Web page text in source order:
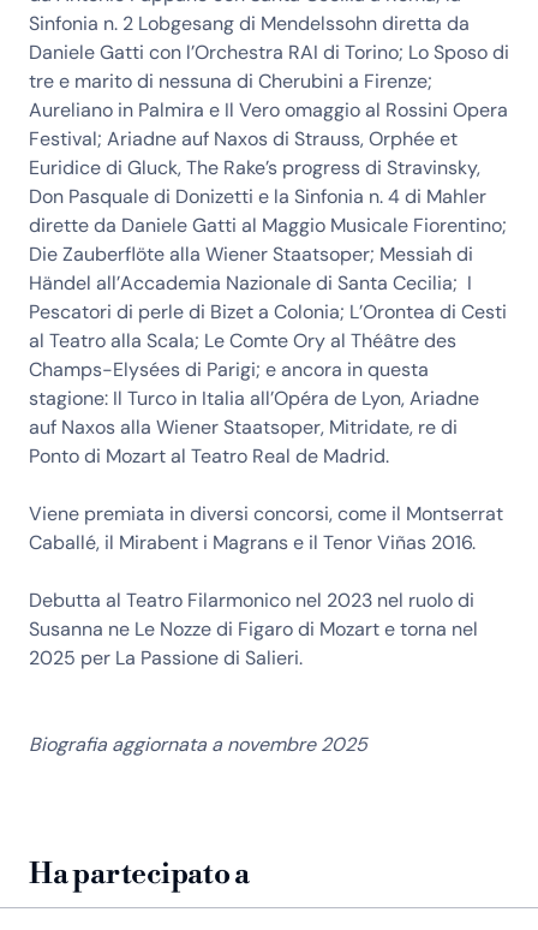
Sinfonia n. 2 Lobgesang di Mendelssohn diretta da
Daniele Gatti con l’Orchestra RAI di Torino; Lo Sposo di
tre e marito di nessuna di Cherubini a Firenze;
Aureliano in Palmira e Il Vero omaggio al Rossini Opera
Festival; Ariadne auf Naxos di Strauss, Orphée et
Euridice di Gluck, The Rake’s progress di Stravinsky,
Don Pasquale di Donizetti e la Sinfonia n. 4 di Mahler
dirette da Daniele Gatti al Maggio Musicale Fiorentino;
Die Zauberflöte alla Wiener Staatsoper; Messiah di
Händel all’Accademia Nazionale di Santa Cecilia; I
Pescatori di perle di Bizet a Colonia; L’Orontea di Cesti
al Teatro alla Scala; Le Comte Ory al Théâtre des
Champs-Elysées di Parigi; e ancora in questa
stagione: Il Turco in Italia all’Opéra de Lyon, Ariadne
auf Naxos alla Wiener Staatsoper, Mitridate, re di
Ponto di Mozart al Teatro Real de Madrid.
Viene premiata in diversi concorsi, come il Montserrat
Caballé, il Mirabent i Magrans e il Tenor Viñas 2016.
Debutta al Teatro Filarmonico nel 2023 nel ruolo di
Susanna ne Le Nozze di Figaro di Mozart e torna nel
2025 per La Passione di Salieri.
Biografia aggiornata a novembre 2025
Ha partecipato a